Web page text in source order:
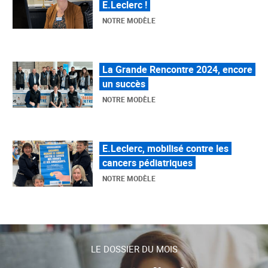
La Grande Rencontre 2024, encore
un succès
E.Leclerc, mobilisé contre les
cancers pédiatriques
LE MOUVEMENT E.LECLERC ET
SES COMBATS
« Repérage » - La nouvelle revue de
tendances de Marque Repère
LE DOSSIER DU MOIS